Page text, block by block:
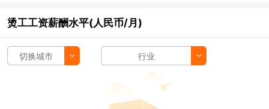
烫工工资薪酬水平(人民币/月)
切换城市 行业